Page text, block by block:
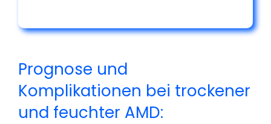
Prognose und
Komplikationen bei trockener
und feuchter AMD: